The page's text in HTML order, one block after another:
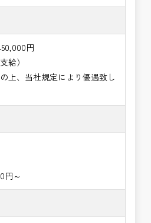
円
給）
上、当社規定により優遇致し
～